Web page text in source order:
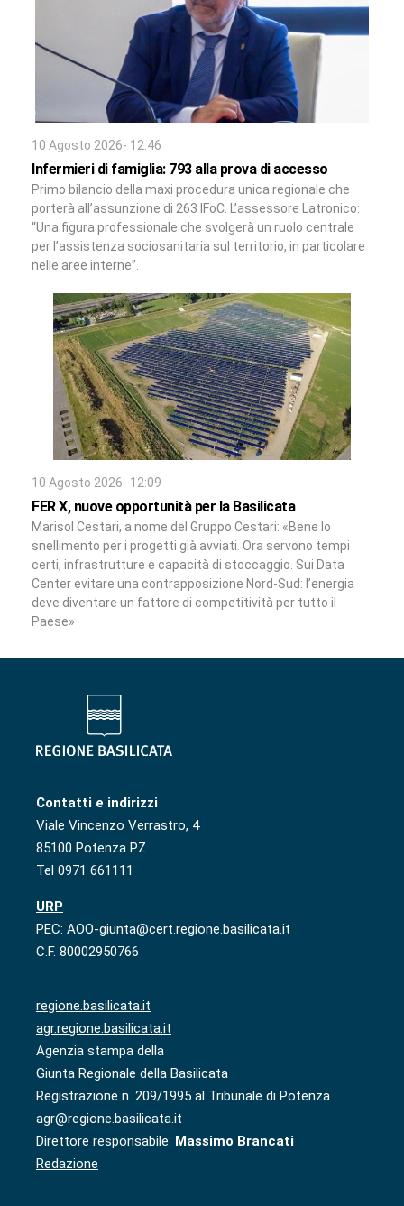
10 Agosto 2026- 12:46
Infermieri di famiglia: 793 alla prova di accesso
Primo bilancio della maxi procedura unica regionale che
porterà all’assunzione di 263 IFoC. L’assessore Latronico:
“Una figura professionale che svolgerà un ruolo centrale
per l’assistenza sociosanitaria sul territorio, in particolare
nelle aree interne”.
10 Agosto 2026- 12:09
FER X, nuove opportunità per la Basilicata
Marisol Cestari, a nome del Gruppo Cestari: «Bene lo
snellimento per i progetti già avviati. Ora servono tempi
certi, infrastrutture e capacità di stoccaggio. Sui Data
Center evitare una contrapposizione Nord-Sud: l’energia
deve diventare un fattore di competitività per tutto il
Paese»
Contatti e indirizzi
Viale Vincenzo Verrastro, 4
85100 Potenza PZ
Tel 0971 661111
URP
PEC: AOO-giunta@cert.regione.basilicata.it
C.F. 80002950766
regione.basilicata.it
agr.regione.basilicata.it
Agenzia stampa della
Giunta Regionale della Basilicata
Registrazione n. 209/1995 al Tribunale di Potenza
agr@regione.basilicata.it
Direttore responsabile: Massimo Brancati
Redazione